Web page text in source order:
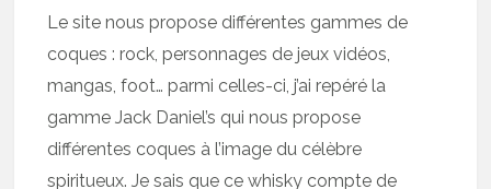
Le site nous propose différentes gammes de
coques : rock, personnages de jeux vidéos,
mangas, foot… parmi celles-ci, j’ai repéré la
gamme Jack Daniel’s qui nous propose
différentes coques à l’image du célèbre
spiritueux. Je sais que ce whisky compte de